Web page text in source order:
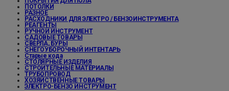
ПОТОЛКИ
РАЗНОЕ
РАСХОДНИКИ ДЛЯ ЭЛЕКТРО / БЕНЗОИНСТРУМЕНТА
РЕАГЕНТЫ
РУЧНОЙ ИНСТРУМЕНТ
САДОВЫЕ ТОВАРЫ
СВЕРЛА, БУРЫ
СНЕГОУБОРОЧНЫЙ ИНТЕНТАРЬ
Старые кода
СТОЛЯРНЫЕ ИЗДЕЛИЯ
СТРОИТЕЛЬНЫЕ МАТЕРИАЛЫ
ТРУБОПРОВОД
ХОЗЯЙСТВЕННЫЕ ТОВАРЫ
ЭЛЕКТРО-БЕНЗО ИНСТРУМЕНТ